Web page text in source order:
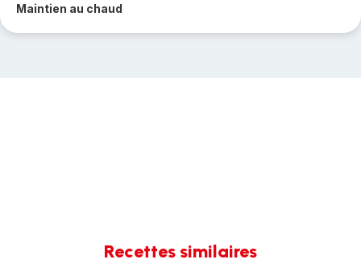
Maintien au chaud
Recettes similaires